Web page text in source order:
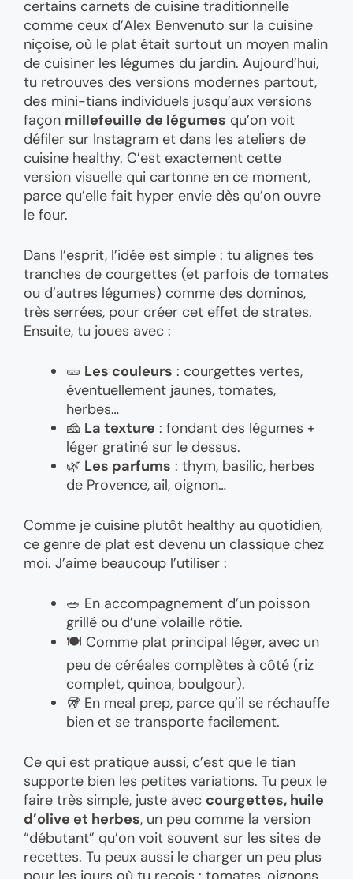
certains carnets de cuisine traditionnelle
comme ceux d’Alex Benvenuto sur la cuisine
niçoise, où le plat était surtout un moyen malin
de cuisiner les légumes du jardin. Aujourd’hui,
tu retrouves des versions modernes partout,
des mini-tians individuels jusqu’aux versions
façon millefeuille de légumes qu’on voit
défiler sur Instagram et dans les ateliers de
cuisine healthy. C’est exactement cette
version visuelle qui cartonne en ce moment,
parce qu’elle fait hyper envie dès qu’on ouvre
le four.
Dans l’esprit, l’idée est simple : tu alignes tes
tranches de courgettes (et parfois de tomates
ou d’autres légumes) comme des dominos,
très serrées, pour créer cet effet de strates.
Ensuite, tu joues avec :
🥒 Les couleurs : courgettes vertes,
éventuellement jaunes, tomates,
herbes…
🧀 La texture : fondant des légumes +
léger gratiné sur le dessus.
🌿 Les parfums : thym, basilic, herbes
de Provence, ail, oignon…
Comme je cuisine plutôt healthy au quotidien,
ce genre de plat est devenu un classique chez
moi. J’aime beaucoup l’utiliser :
🥗 En accompagnement d’un poisson
grillé ou d’une volaille rôtie.
🍽️ Comme plat principal léger, avec un
peu de céréales complètes à côté (riz
complet, quinoa, boulgour).
🥡 En meal prep, parce qu’il se réchauffe
bien et se transporte facilement.
Ce qui est pratique aussi, c’est que le tian
supporte bien les petites variations. Tu peux le
faire très simple, juste avec courgettes, huile
d’olive et herbes, un peu comme la version
“débutant” qu’on voit souvent sur les sites de
recettes. Tu peux aussi le charger un peu plus